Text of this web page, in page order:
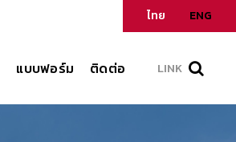
ไทย ENG
แบบฟอร์ม ติดต่อ LINK